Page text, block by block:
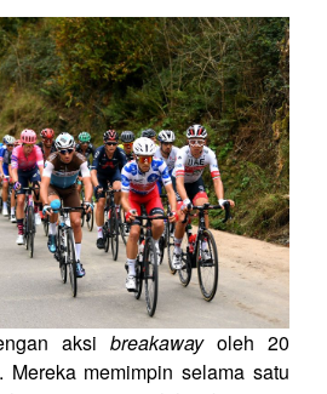
aksi breakawayoleh 20
Mereka memimpin selama satu